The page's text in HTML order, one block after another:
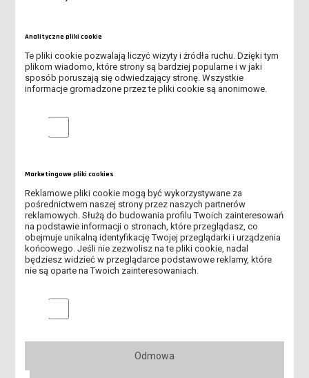
PROGRAM PFRON
REKRUTACJA NA STUDIA ROZPOCZĘTA!
ABSOLUTORIUM - 4 LIPCA 2026 R.
MOŻLIWOŚĆ WYPOŻYCZENIA LEŻAKÓW DLA STUDENTÓW I
KOMUNIKAT JM REKTORA WS. DNIA REKTORSKIEGO
PLEBISCYTU
ŚWIATOWY DZIEŃ BEZ TYTONIU
PIERWSZA ZBIÓRKA KRĘGOWA - 29.05.2026 R.
SPOTKANIE POŚWIĘCONE TEMATYCE HARCERSKIEJ - 12.05.2026
PRZECIWDZIAŁANIU ZACHOWAŃ RYZYKOWNYCH MŁODZIEŻY
Analityczne pliki cookie
Te pliki cookie pozwalają liczyć wizyty i źródła ruchu. Dzięki tym
plikom wiadomo, które strony są bardziej popularne i w jaki
sposób poruszają się odwiedzający stronę. Wszystkie
informacje gromadzone przez te pliki cookie są anonimowe.
Analityczne pliki cookie
Marketingowe pliki cookies
Reklamowe pliki cookie mogą być wykorzystywane za
pośrednictwem naszej strony przez naszych partnerów
reklamowych. Służą do budowania profilu Twoich zainteresowań
na podstawie informacji o stronach, które przeglądasz, co
obejmuje unikalną identyfikację Twojej przeglądarki i urządzenia
końcowego. Jeśli nie zezwolisz na te pliki cookie, nadal
będziesz widzieć w przeglądarce podstawowe reklamy, które
nie są oparte na Twoich zainteresowaniach.
Marketingowe pliki cookies
Odmowa